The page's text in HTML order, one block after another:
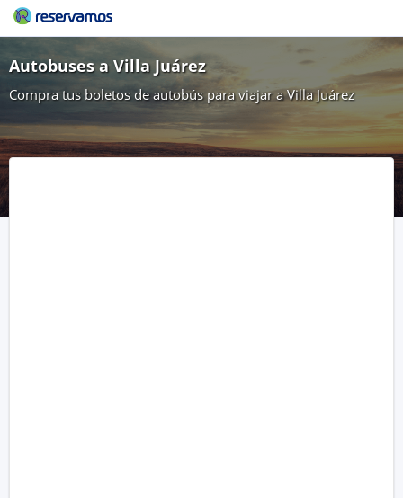
Autobuses a Villa Juárez
Compra tus boletos de autobús para viajar a Villa Juárez